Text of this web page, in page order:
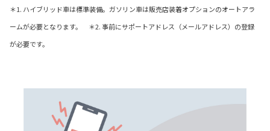
＊1. ハイブリッド車は標準装備。ガソリン車は販売店装着オプションのオートアラ
ームが必要となります。 ＊2. 事前にサポートアドレス（メールアドレス）の登録
が必要です。